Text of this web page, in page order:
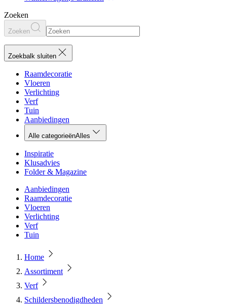
Zoeken
Zoeken
Zoekbalk sluiten
Raamdecoratie
Vloeren
Verlichting
Verf
Tuin
Aanbiedingen
Alle categorieënAlles
Inspiratie
Klusadvies
Folder & Magazine
Aanbiedingen
Raamdecoratie
Vloeren
Verlichting
Verf
Tuin
Home
Assortiment
Verf
Schildersbenodigdheden